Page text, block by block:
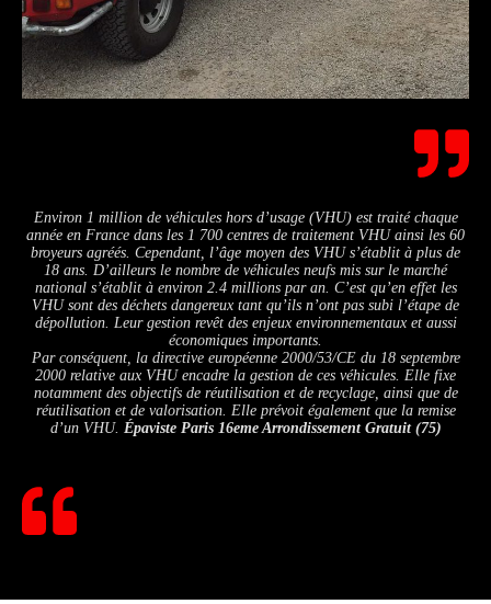
Environ 1 million de véhicules hors d’usage (VHU) est traité chaque
année en France dans les 1 700 centres de traitement VHU ainsi les 60
broyeurs agréés. Cependant, l’âge moyen des VHU s’établit à plus de
18 ans. D’ailleurs le nombre de véhicules neufs mis sur le marché
national s’établit à environ 2.4 millions par an. C’est qu’en effet les
VHU sont des déchets dangereux tant qu’ils n’ont pas subi l’étape de
dépollution. Leur gestion revêt des enjeux environnementaux et aussi
économiques importants.
Par conséquent, la directive européenne 2000/53/CE du 18 septembre
2000 relative aux VHU encadre la gestion de ces véhicules. Elle fixe
notamment des objectifs de réutilisation et de recyclage, ainsi que de
réutilisation et de valorisation. Elle prévoit également que la remise
d’un VHU. Épaviste Paris 16eme Arrondissement Gratuit (75)